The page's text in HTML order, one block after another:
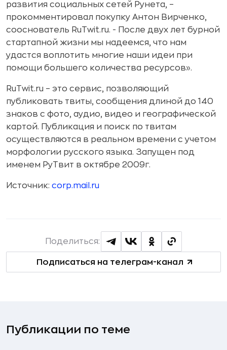
развития социальных сетей Рунета, –
прокомментировал покупку Антон Вирченко,
сооснователь RuTwit.ru. - После двух лет бурной
стартапной жизни мы надеемся, что нам
удастся воплотить многие наши идеи при
помощи большего количества ресурсов».
RuTwit.ru – это сервис, позволяющий
публиковать твиты, сообщения длиной до 140
знаков с фото, аудио, видео и географической
картой. Публикация и поиск по твитам
осуществляются в реальном времени с учетом
морфологии русского языка. Запущен под
именем РуТвит в октябре 2009г.
Источник: corp.mail.ru
Подписаться на телеграм-канал
Поделиться:
Публикации по теме